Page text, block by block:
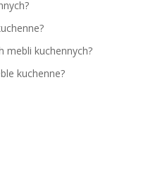
mebli kuchennych?
kuchenne?